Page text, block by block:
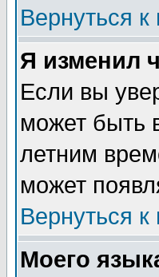
Вернуться к
Я изменил
Если вы
может быть
летним
может
Вернуться к
Моего